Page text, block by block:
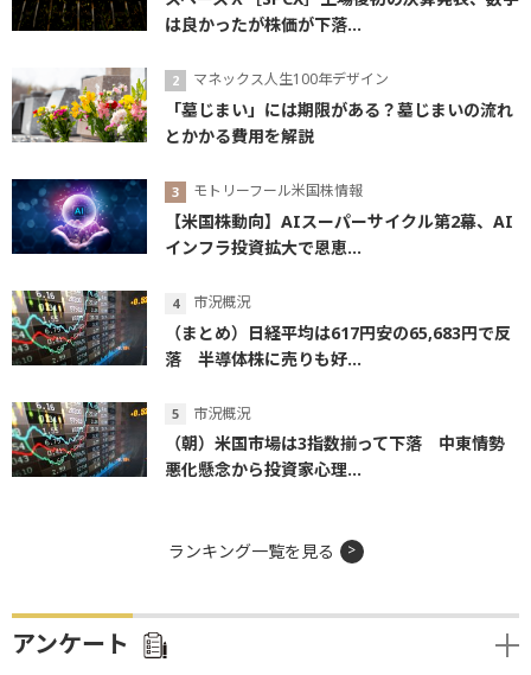
は良かったが株価が下落...
マネックス人生100年デザイン
「墓じまい」には期限がある？墓じまいの流れ
とかかる費用を解説
モトリーフール米国株情報
【米国株動向】AIスーパーサイクル第2幕、AI
インフラ投資拡大で恩恵...
市況概況
（まとめ）日経平均は617円安の65,683円で反
落 半導体株に売りも好...
市況概況
（朝）米国市場は3指数揃って下落 中東情勢
悪化懸念から投資家心理...
ランキング一覧を見る
アンケート